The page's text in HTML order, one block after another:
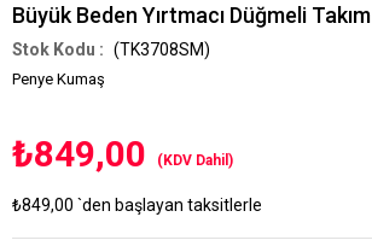
Büyük Beden Yırtmacı Düğmeli Takım
(TK3708SM)
Penye Kumaş
₺849,00 (KDV Dahil)
₺849,00 `den başlayan taksitlerle